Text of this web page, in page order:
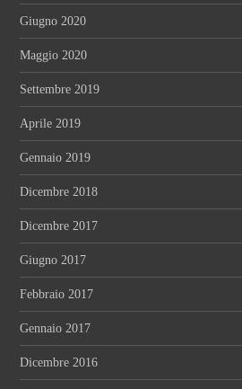
Giugno 2020
Maggio 2020
Settembre 2019
Aprile 2019
Gennaio 2019
Dicembre 2018
Dicembre 2017
Giugno 2017
Febbraio 2017
Gennaio 2017
Dicembre 2016